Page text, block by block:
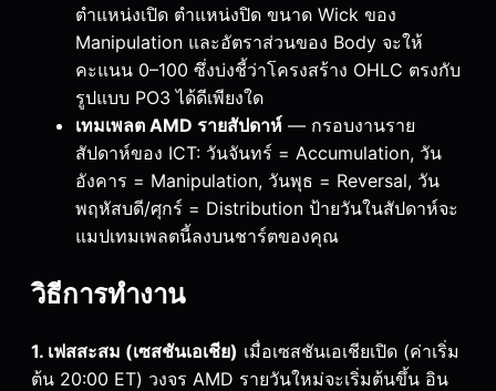
ตำแหน่งเปิด ตำแหน่งปิด ขนาด Wick ของ
Manipulation และอัตราส่วนของ Body จะให้
คะแนน 0–100 ซึ่งบ่งชี้ว่าโครงสร้าง OHLC ตรงกับ
รูปแบบ PO3 ได้ดีเพียงใด
เทมเพลต AMD รายสัปดาห์ — กรอบงานราย
สัปดาห์ของ ICT: วันจันทร์ = Accumulation, วัน
อังคาร = Manipulation, วันพุธ = Reversal, วัน
พฤหัสบดี/ศุกร์ = Distribution ป้ายวันในสัปดาห์จะ
แมปเทมเพลตนี้ลงบนชาร์ตของคุณ
วิธีการทำงาน
1. เฟสสะสม (เซสชันเอเชีย) เมื่อเซสชันเอเชียเปิด (ค่าเริ่ม
ต้น 20:00 ET) วงจร AMD รายวันใหม่จะเริ่มต้นขึ้น อิน